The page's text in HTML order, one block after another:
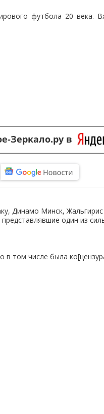
футбола 20 века.
Зеркало.ру в
Динамо Минск,
один из
том числе была